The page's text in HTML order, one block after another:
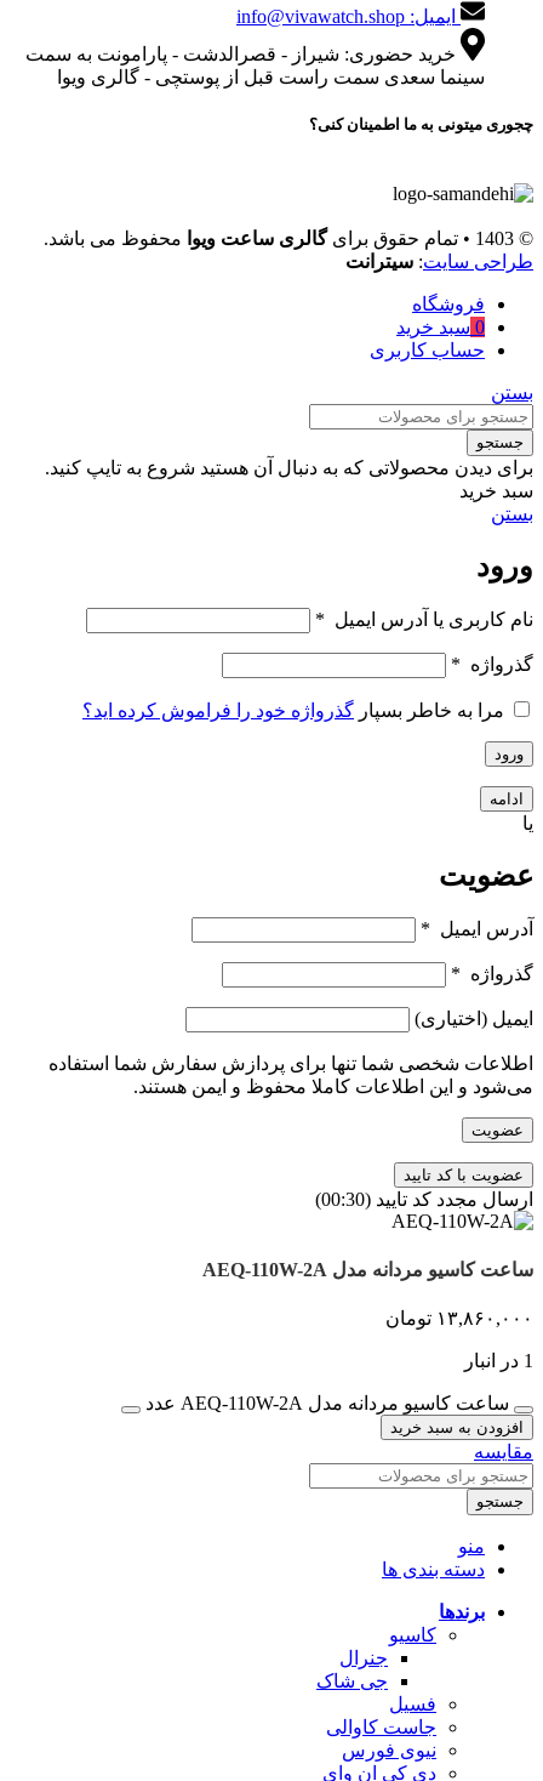
ایمیل: info@vivawatch.shop
خرید حضوری: شیراز - قصرالدشت - پارامونت به سمت
سینما سعدی سمت راست قبل از پوستچی - گالری ویوا
چجوری میتونی به ما اطمینان کنی؟
© 1403 • تمام حقوق برای گالری ساعت ویوا محفوظ می باشد.
طراحی سایت: سیترانت
فروشگاه
0 سبد خرید
حساب کاربری
بستن
جستجو
برای دیدن محصولاتی که به دنبال آن هستید شروع به تایپ کنید.
سبد خرید
بستن
ورود
نام کاربری یا آدرس ایمیل *
گذرواژه *
مرا به خاطر بسپار گذرواژه خود را فراموش کرده اید؟
ورود
ادامه
یا
عضویت
آدرس ایمیل *
گذرواژه *
ایمیل (اختیاری)
اطلاعات شخصی شما تنها برای پردازش سفارش شما استفاده
می‌شود و این اطلاعات کاملا محفوظ و ایمن هستند.
عضویت
ارسال مجدد کد تایید (00:
30
)
ساعت کاسیو مردانه مدل AEQ-110W-2A
۱۳,۸۶۰,۰۰۰ تومان
1 در انبار
ساعت کاسیو مردانه مدل AEQ-110W-2A عدد
افزودن به سبد خرید
مقایسه
جستجو
منو
دسته بندی ها
برندها
کاسیو
جنرال
جی شاک
فسیل
جاست کاوالی
نیوی فورس
دی کی ان وای